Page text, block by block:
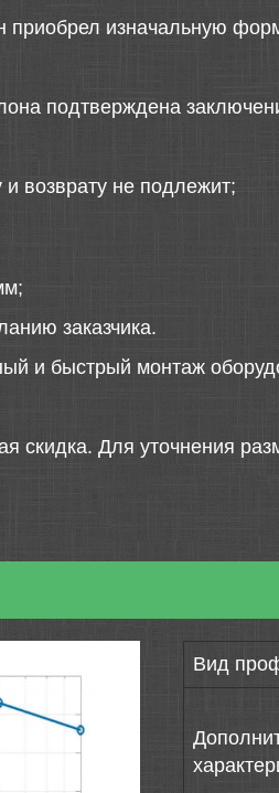
изначальную
подтверждена
возврату не подлежит;
заказчика.
и быстрый монтаж
скидка. Для уточнения
Вид